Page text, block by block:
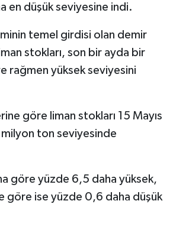
en düşük seviyesine indi.
temel girdisi olan demir
stokları, son bir ayda bir
rağmen yüksek seviyesini
göre liman stokları 15 Mayıs
ton seviyesinde
göre yüzde 6,5 daha yüksek,
göre ise yüzde 0,6 daha düşük